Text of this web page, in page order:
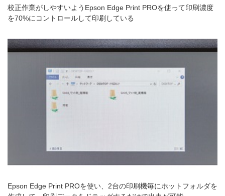
校正作業がしやすいようEpson Edge Print PROを使って印刷濃度
を70%にコントロールして印刷している
Epson Edge Print PROを使い、2台の印刷機毎にホットフォルダを